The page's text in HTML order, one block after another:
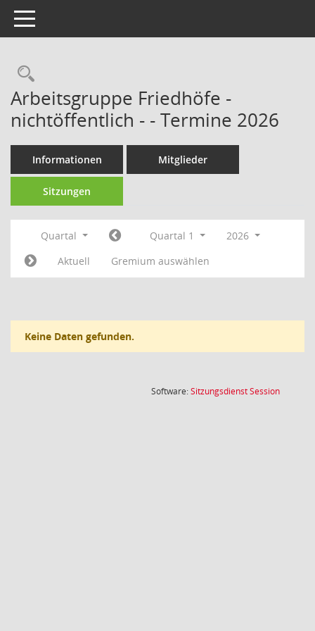
Toggle navigation
Rechercheauswahl
Arbeitsgruppe Friedhöfe -
nichtöffentlich - - Termine 2026
Informationen Mitglieder
Sitzungen
Quartal Quartal 1
2026
Aktuell
Gremium auswählen
Keine Daten gefunden.
Software:SitzungsdienstSession(Wird in